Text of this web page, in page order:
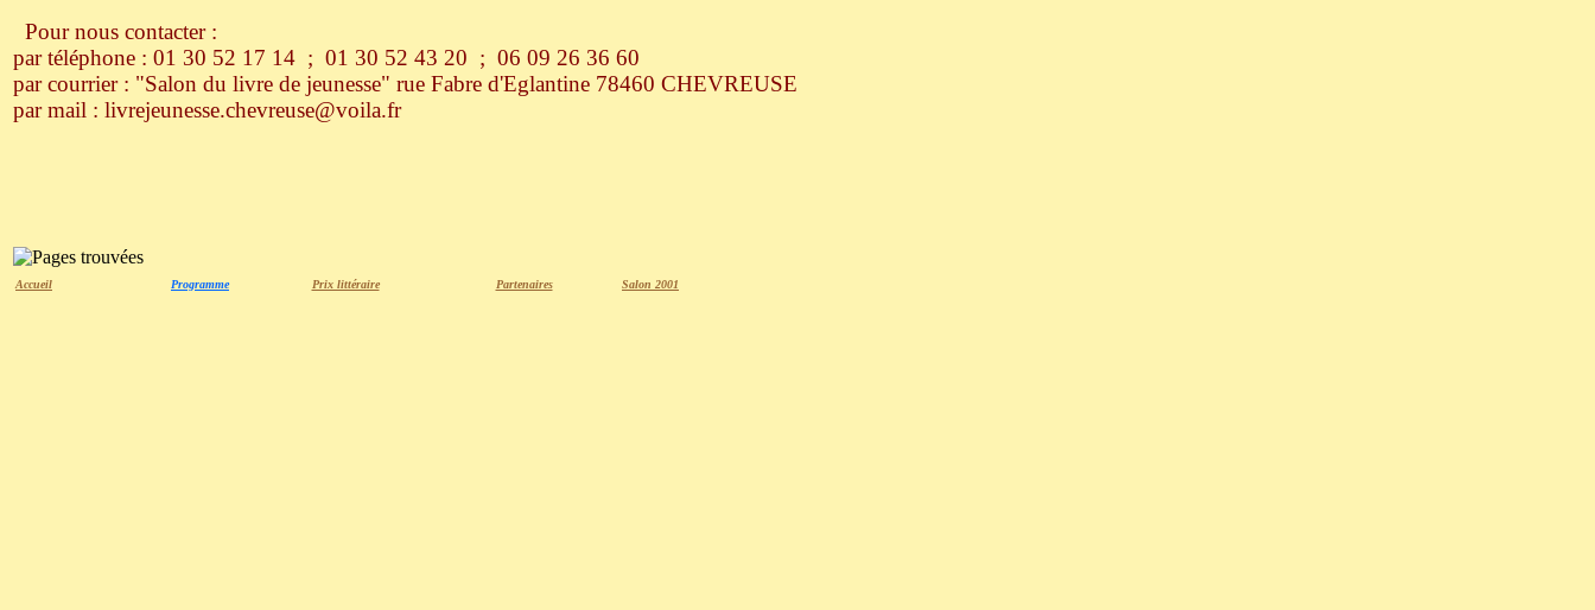
Pour nous contacter :
par téléphone : 01 30 52 17 14 ; 01 30 52 43 20 ; 06 09 26 36 60
par courrier : "Salon du livre de jeunesse" rue Fabre d'Eglantine 78460 CHEVREUSE
par mail : livrejeunesse.chevreuse@voila.fr
Accueil Programme Prix littéraire Partenaires Salon 2001